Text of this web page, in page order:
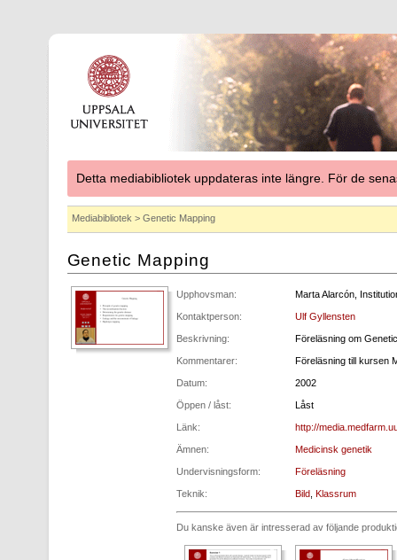
Detta mediabibliotek uppdateras inte längre. För de
Mediabibliotek > Genetic Mapping
Genetic Mapping
Upphovsman: Marta Alarcón,
Kontaktperson: Ulf Gyllensten
Beskrivning: Föreläsning om
Kommentarer: Föreläsning till kursen
Datum: 2002
Öppen / låst: Låst
Länk: http://
Ämnen: Medicinsk genetik
Undervisningsform: Föreläsning
Teknik: Bild, Klassrum
Du kanske även är intresserad av följande